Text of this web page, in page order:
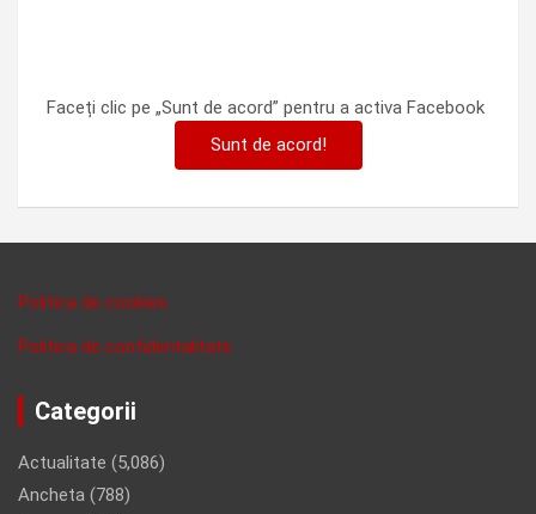
Faceți clic pe „Sunt de acord” pentru a activa Facebook
Sunt de acord!
Politica de cookies
Politica de confidentalitate
Categorii
Actualitate (5,086)
Ancheta (788)